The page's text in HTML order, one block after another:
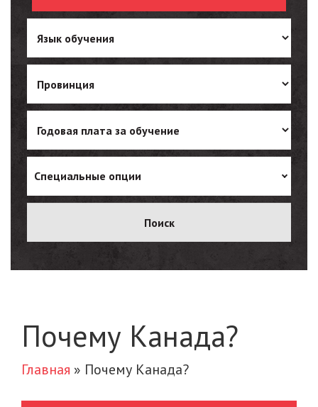
Ukrainian
Специальные опции
Почему Канада?
Главная » Почему Канада?